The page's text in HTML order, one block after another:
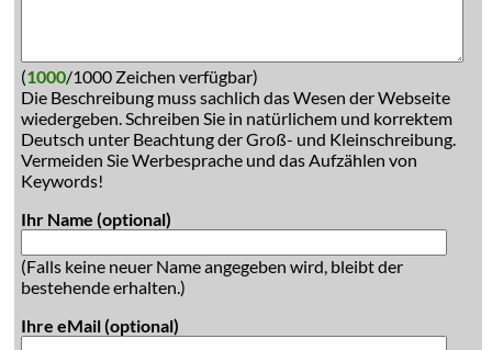
(1000/1000 Zeichen verfügbar)
Die Beschreibung muss sachlich das Wesen der Webseite
wiedergeben. Schreiben Sie in natürlichem und korrektem
Deutsch unter Beachtung der Groß- und Kleinschreibung.
Vermeiden Sie Werbesprache und das Aufzählen von
Keywords!
Ihr Name (optional)
(Falls keine neuer Name angegeben wird, bleibt der
bestehende erhalten.)
Ihre eMail (optional)